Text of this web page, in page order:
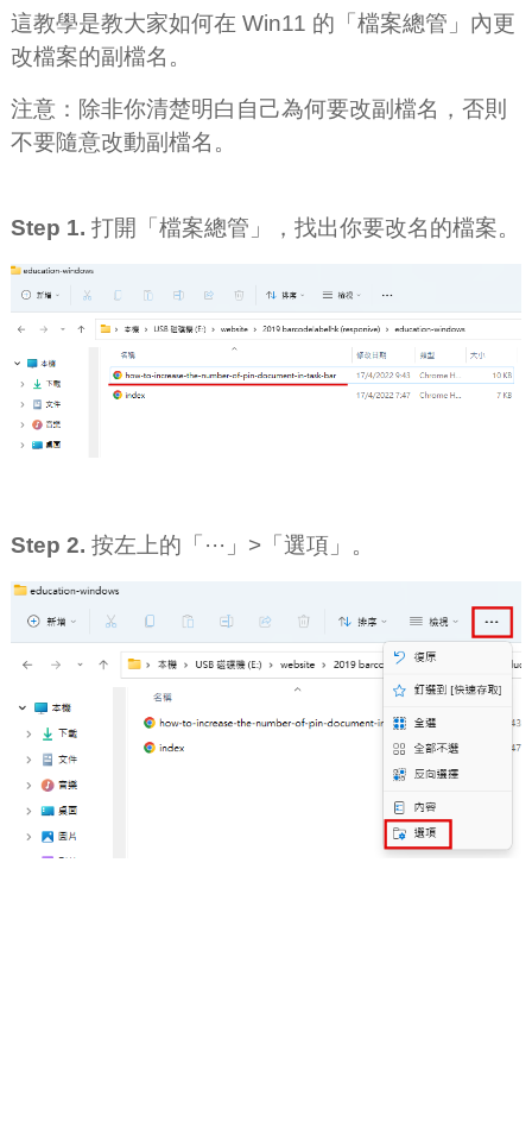
這教學是教大家如何在 Win11 的「檔案總管」內更
改檔案的副檔名。
注意：除非你清楚明白自己為何要改副檔名，否則
不要隨意改動副檔名。
Step 1. 打開「檔案總管」，找出你要改名的檔案。
Step 2. 按左上的「···」>「選項」。